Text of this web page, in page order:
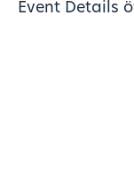
Event Details